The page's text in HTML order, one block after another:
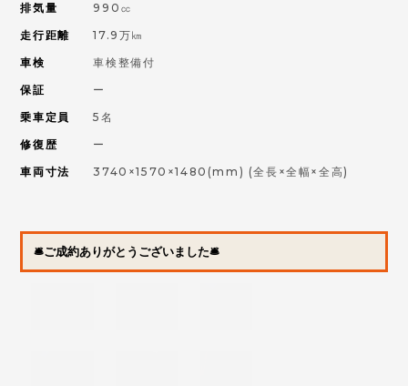
排気量
走行距離
車検
保証
乗車定員
修復歴
車両寸法
990㏄
17.9万㎞
車検整備付
ー
5名
ー
3740×1570×1480(mm) (全長×全幅×全高)
🛎ご成約ありがとうございました🛎